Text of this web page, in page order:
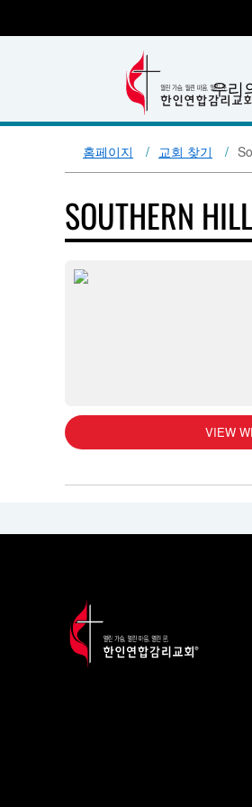
우리
홈페이지 교회 찾기
SOUTHERN
VIEW